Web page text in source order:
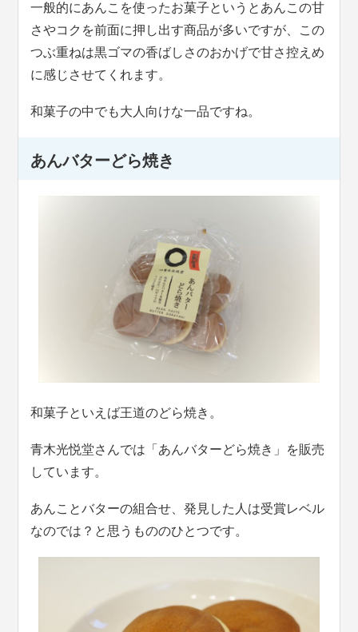
一般的にあんこを使ったお菓子というとあんこの甘
さやコクを前面に押し出す商品が多いですが、この
つぶ重ねは黒ゴマの香ばしさのおかげで甘さ控えめ
に感じさせてくれます。
和菓子の中でも大人向けな一品ですね。
あんバターどら焼き
和菓子といえば王道のどら焼き。
青木光悦堂さんでは「あんバターどら焼き」を販売
しています。
あんことバターの組合せ、発見した人は受賞レベル
なのでは？と思うもののひとつです。